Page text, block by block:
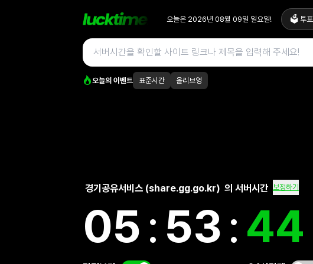
오늘은 2026년 08월 09일 일요일! 🗳️ 투표
오늘의 이벤트 표준시간 올리브영
경기공유서비스 (share.gg.go.kr) 의 서버시간 보정하기
05: 53:45